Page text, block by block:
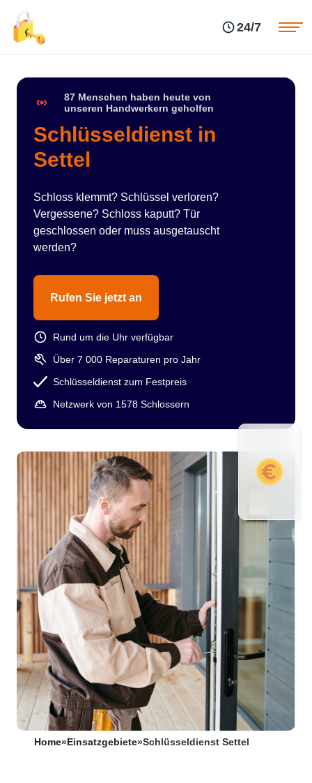
24/7
87 Menschen haben heute von
unseren Handwerkern geholfen
Schlüsseldienst in
Settel
Schloss klemmt? Schlüssel verloren?
Vergessene? Schloss kaputt? Tür
geschlossen oder muss ausgetauscht
werden?
Rufen Sie jetzt an
Rund um die Uhr verfügbar
Über 7 000 Reparaturen pro Jahr
Schlüsseldienst zum Festpreis
Netzwerk von 1578 Schlossern
Home» Einsatzgebiete»Schlüsseldienst Settel